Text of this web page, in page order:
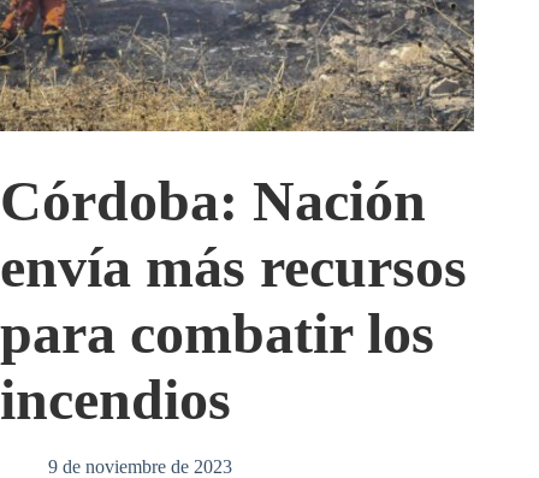
Córdoba: Nación
envía más recursos
para combatir los
incendios
9 de noviembre de 2023